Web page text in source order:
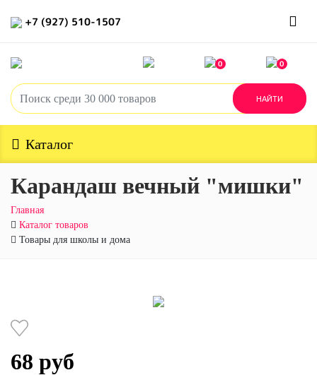
+7 (927) 510-1507
0 0
Каталог
Карандаш вечный "мишки"
Главная
Каталог товаров
Товары для школы и дома
68 руб